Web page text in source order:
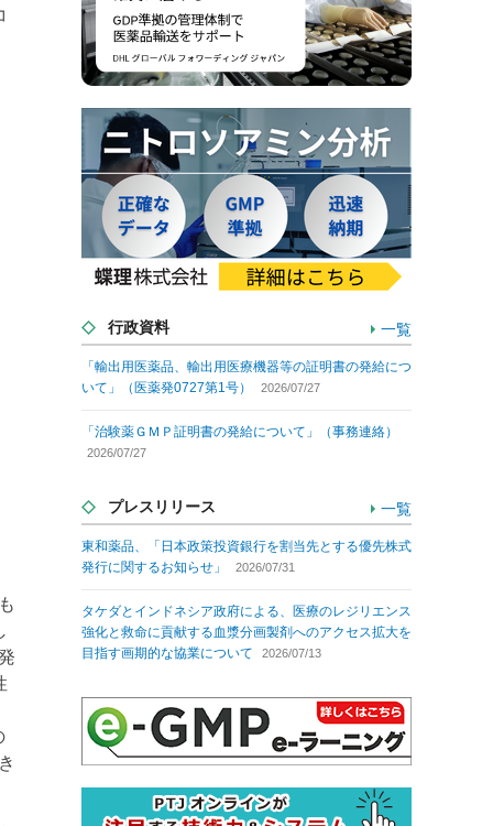
行政資料 一覧
「輸出用医薬品、輸出用医療機器等の証明書の発給につ
いて」（医薬発0727第1号）
2026/07/27
「治験薬ＧＭＰ証明書の発給について」（事務連絡）
2026/07/27
プレスリリース 一覧
東和薬品、「日本政策投資銀行を割当先とする優先株式
発行に関するお知らせ」
2026/07/31
タケダとインドネシア政府による、医療のレジリエンス
強化と救命に貢献する血漿分画製剤へのアクセス拡大を
目指す画期的な協業について
2026/07/13